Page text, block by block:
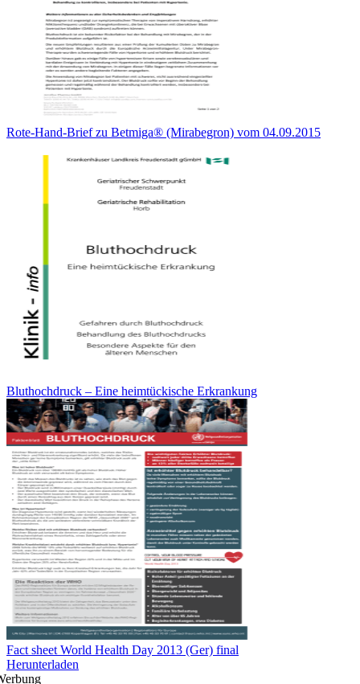
Rote-Hand-Brief zu Betmiga® (Mirabegron) vom 04.09.2015
Bluthochdruck – Eine heimtückische Erkrankung
Fact sheet World Health Day 2013 (Ger) final
Herunterladen